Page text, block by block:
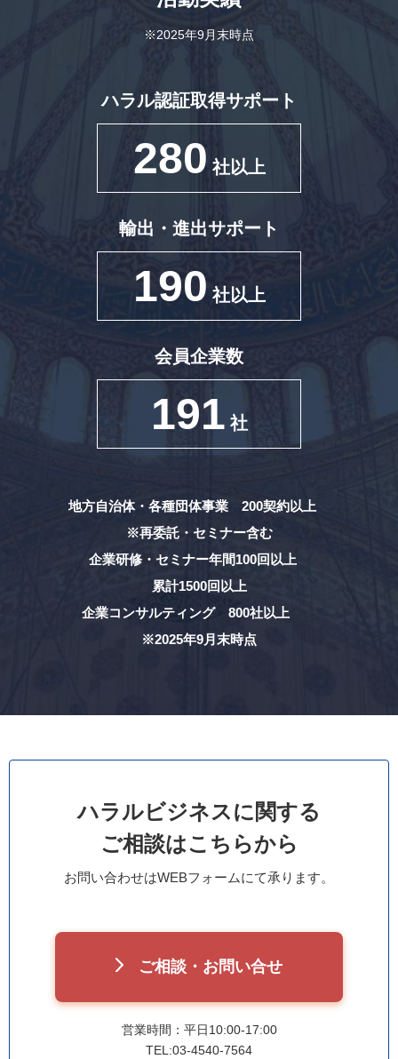
※2025年9月末時点
ハラル認証取得サポート
280 社以上
輸出・進出サポート
190 社以上
会員企業数
191 社
地方自治体・各種団体事業 200契約以上
※再委託・セミナー含む
企業研修・セミナー年間100回以上
累計1500回以上
企業コンサルティング 800社以上
※2025年9月末時点
ハラルビジネスに関する
ご相談はこちらから
お問い合わせはWEBフォームにて承ります。
ご相談・お問い合せ
営業時間：平日10:00-17:00
TEL:03-4540-7564